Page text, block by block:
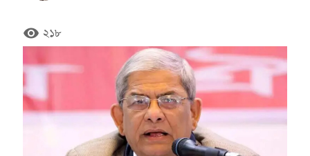
remove_red_eye ২১৮